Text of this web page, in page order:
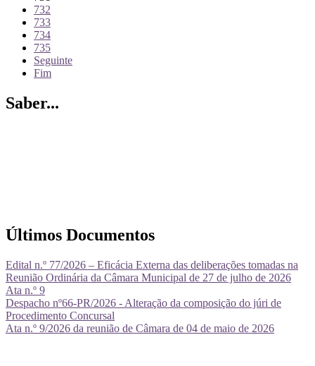
732
733
734
735
Seguinte
Fim
Saber...
Últimos Documentos
Edital n.º 77/2026 – Eficácia Externa das deliberações tomadas na
Reunião Ordinária da Câmara Municipal de 27 de julho de 2026
Ata n.º 9
Despacho nº66-PR/2026 - Alteração da composição do júri de
Procedimento Concursal
Ata n.º 9/2026 da reunião de Câmara de 04 de maio de 2026